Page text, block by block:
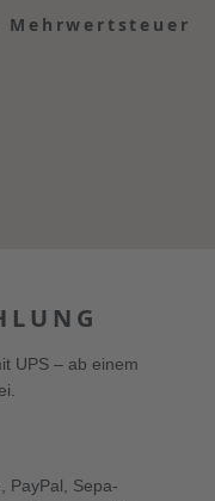
UPS – ab einem
PayPal, Sepa-